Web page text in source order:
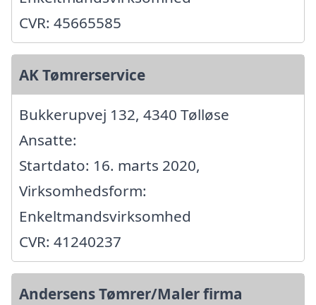
CVR: 45665585
AK Tømrerservice
Bukkerupvej 132, 4340 Tølløse
Ansatte:
Startdato: 16. marts 2020,
Virksomhedsform:
Enkeltmandsvirksomhed
CVR: 41240237
Andersens Tømrer/Maler firma